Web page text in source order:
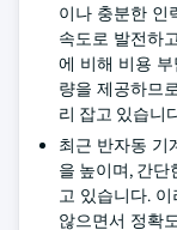
이나 충분한 인
속도로 발전하
에 비해 비용
량을 제공하므
리 잡고 있습니
최근 반자동 기
을 높이며, 간
고 있습니다.
않으면서 정확